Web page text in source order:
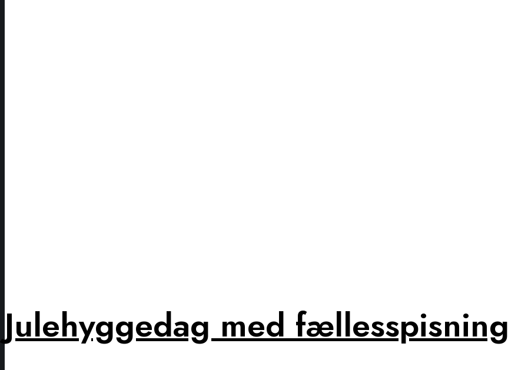
Julehyggedag med fællesspisning